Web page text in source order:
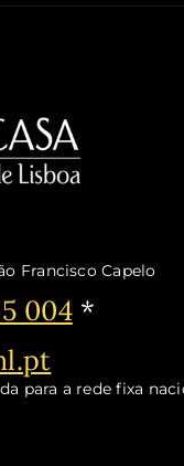
Francisco Capelo
004*
para a rede fixa